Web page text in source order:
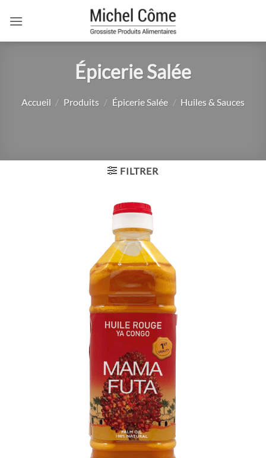
Épicerie Salée
Accueil / Produits / Épicerie Salée / Huiles & Sauces
FILTRER